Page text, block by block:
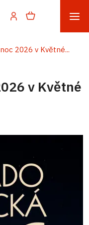
2026 v Květné...
v Květné